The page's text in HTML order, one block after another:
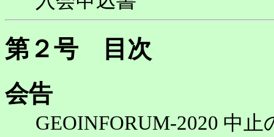
第２号 目次
会告
GEOINFORUM-2020 中